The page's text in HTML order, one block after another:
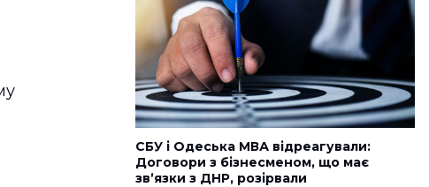
СБУ і Одеська МВА відреагували:
Договори з бізнесменом, що має
звʼязки з ДНР, розірвали